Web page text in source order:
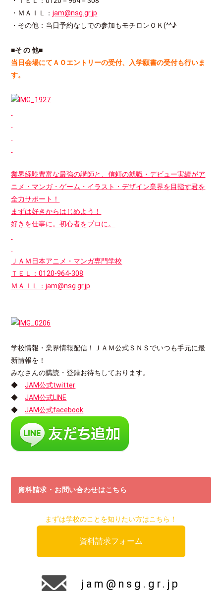
・ＭＡＩＬ：jam@nsg.gr.jp
・その他：当日予約なしでの参加もモチロンＯＫ(^^♪
■そ の 他■
当日会場にてＡＯエントリーの受付、入学願書の受付も行いま
す。
業界経験豊富な最強の講師と、信頼の就職・デビュー実績がア
ニメ・マンガ・ゲーム・イラスト・デザイン業界を目指す君を
全力サポート！
まずは好きからはじめよう！
好きを仕事に。初心者をプロに。
ＪＡＭ日本アニメ・マンガ専門学校
ＴＥＬ：0120-964-308
ＭＡＩＬ：jam@nsg.gr.jp
学校情報・業界情報配信！ＪＡＭ公式ＳＮＳでいつも手元に最
新情報を！
みなさんの購読・登録お待ちしております。
◆JAM公式twitter
◆JAM公式LINE
◆JAM公式facebook
資料請求・お問い合わせはこちら
まずは学校のことを知りたい方はこちら！
資料請求フォーム
jam@nsg.gr.jp